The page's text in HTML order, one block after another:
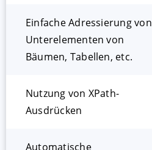
Einfache Adressierung von
Unterelementen von
Bäumen, Tabellen, etc.
Nutzung von XPath-
Ausdrücken
Automatische